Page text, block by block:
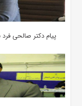
پیام دکتر صالحی